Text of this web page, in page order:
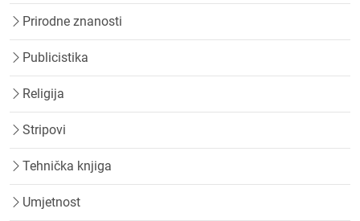
Prirodne znanosti
Publicistika
Religija
Stripovi
Tehnička knjiga
Umjetnost